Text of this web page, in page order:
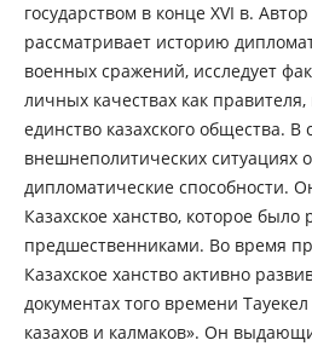
государством в конце XVI в.
рассматривает историю
военных сражений, исследует
личных качествах как
единство казахского общества. В
внешнеполитических ситуациях
дипломатические способности.
Казахское ханство, которое было
предшественниками. Во время
Казахское ханство активно
документах того времени
казахов и калмаков». Он